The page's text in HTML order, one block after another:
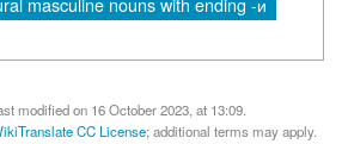
modified on 16 October 2023, at 13:09.
CC License; additional terms may apply.